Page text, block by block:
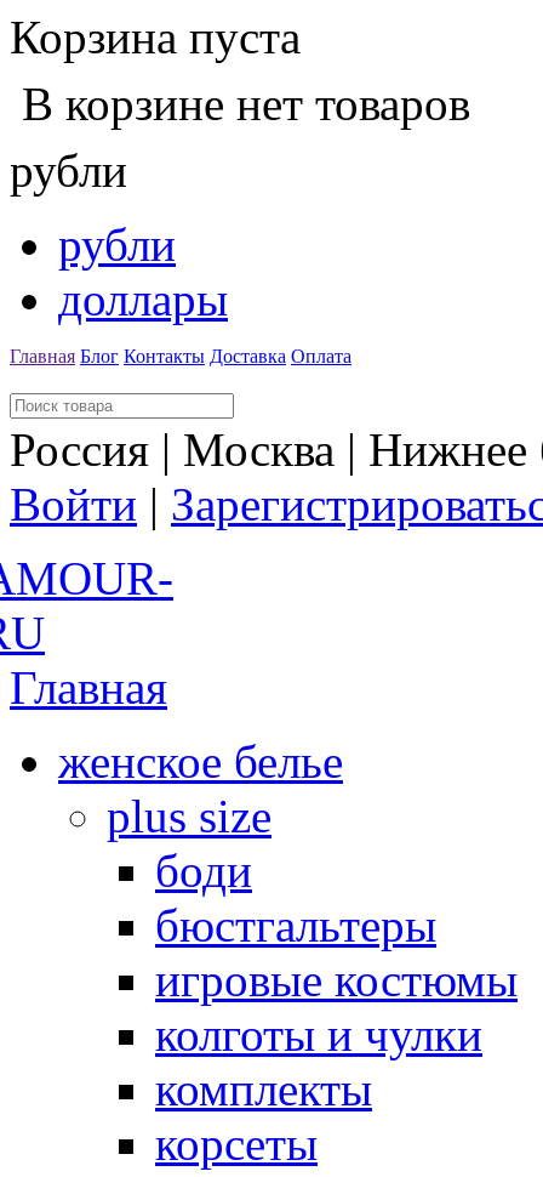
Корзина пуста
В корзине нет товаров
рубли
рубли
доллары
Главная Блог Контакты Доставка Оплата
Россия | Москва |
Войти |
Главная
женское белье
plus size
боди
бюстгальтеры
игровые костюмы
колготы и чулки
комплекты
корсеты